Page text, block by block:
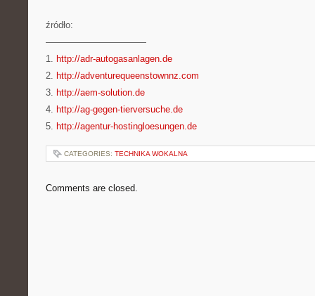
źródło:
———————————
1. http://adr-autogasanlagen.de
2. http://adventurequeenstownnz.com
3. http://aem-solution.de
4. http://ag-gegen-tierversuche.de
5. http://agentur-hostingloesungen.de
CATEGORIES: TECHNIKA WOKALNA
Comments are closed.